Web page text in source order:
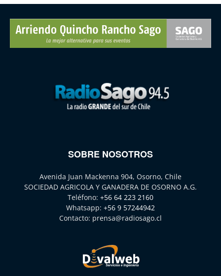
SOBRE NOSOTROS
Avenida Juan Mackenna 904, Osorno, Chile
SOCIEDAD AGRICOLA Y GANADERA DE OSORNO A.G.
Teléfono: +56 64 223 2160
Whatsapp: +56 9 57244942
Contacto: prensa@radiosago.cl